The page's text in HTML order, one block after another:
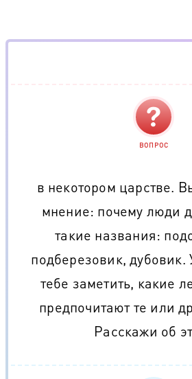
ВОПРОС
в некотором царстве.
мнение: почему люди
такие названия:
подберезовик, дубовик.
тебе заметить, какие
предпочитают те или
Расскажи об